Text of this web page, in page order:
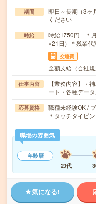
期間
即日～長期（3ヶ
ください
時給
時給1750円 ＊
×21日）＊残業代
交通費
全額支給（会社規
仕事内容
【業務内容】・
ート・各種デー
応募資格
職種未経験OK /
＊タッチタイピ
職場の雰囲気
年齢層
20代
気になる!